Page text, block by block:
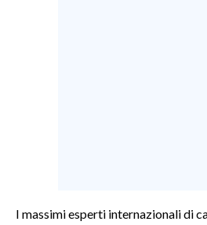
I massimi esperti internazionali di